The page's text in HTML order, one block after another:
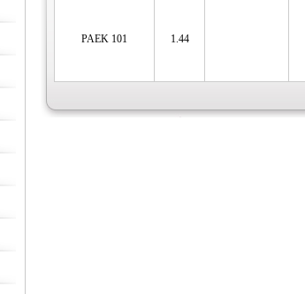
PAEK 101 1.44